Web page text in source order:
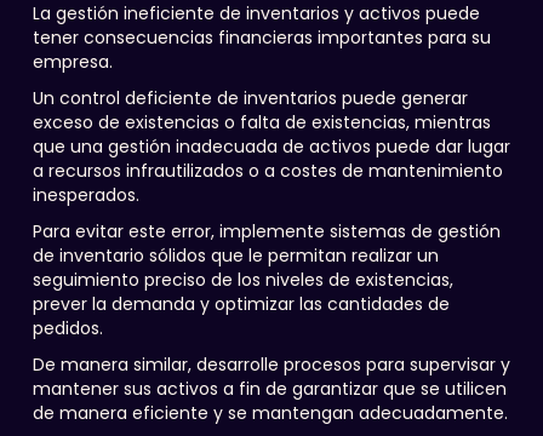
La gestión ineficiente de inventarios y activos puede
tener consecuencias financieras importantes para su
empresa.
Un control deficiente de inventarios puede generar
exceso de existencias o falta de existencias, mientras
que una gestión inadecuada de activos puede dar lugar
a recursos infrautilizados o a costes de mantenimiento
inesperados.
Para evitar este error, implemente sistemas de gestión
de inventario sólidos que le permitan realizar un
seguimiento preciso de los niveles de existencias,
prever la demanda y optimizar las cantidades de
pedidos.
De manera similar, desarrolle procesos para supervisar y
mantener sus activos a fin de garantizar que se utilicen
de manera eficiente y se mantengan adecuadamente.